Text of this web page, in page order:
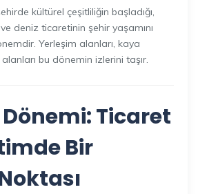
kültürel çeşitliliğin başladığı,
deniz ticaretinin şehir yaşamını
Yerleşim alanları, kaya
bu dönemin izlerini taşır.
Ticaret
Bir